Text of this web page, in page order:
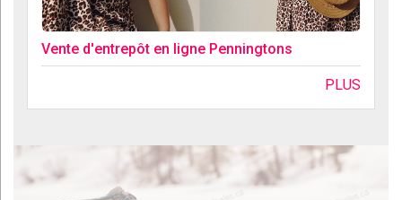
Vente d'entrepôt en ligne Penningtons
PLUS